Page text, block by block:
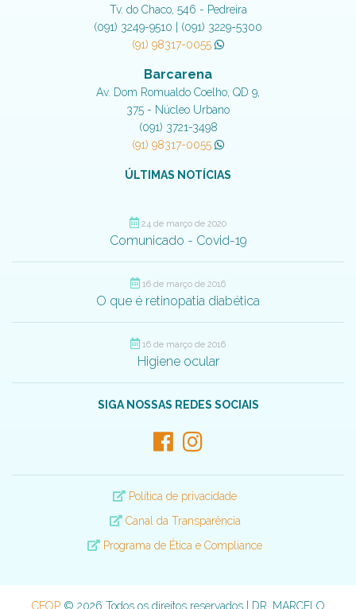
Tv. do Chaco, 546 - Pedreira
(091) 3249-9510 | (091) 3229-5300
(91) 98317-0055
Barcarena
Av. Dom Romualdo Coelho, QD 9,
375 - Núcleo Urbano
(091) 3721-3498
(91) 98317-0055
ÚLTIMAS NOTÍCIAS
24 de março de 2020
Comunicado - Covid-19
16 de março de 2016
O que é retinopatia diabética
16 de março de 2016
Higiene ocular
SIGA NOSSAS REDES SOCIAIS
Política de privacidade
Canal da Transparência
Programa de Ética e Compliance
CEOP© 2026 Todos os direitos reservados | DR. MARCELO